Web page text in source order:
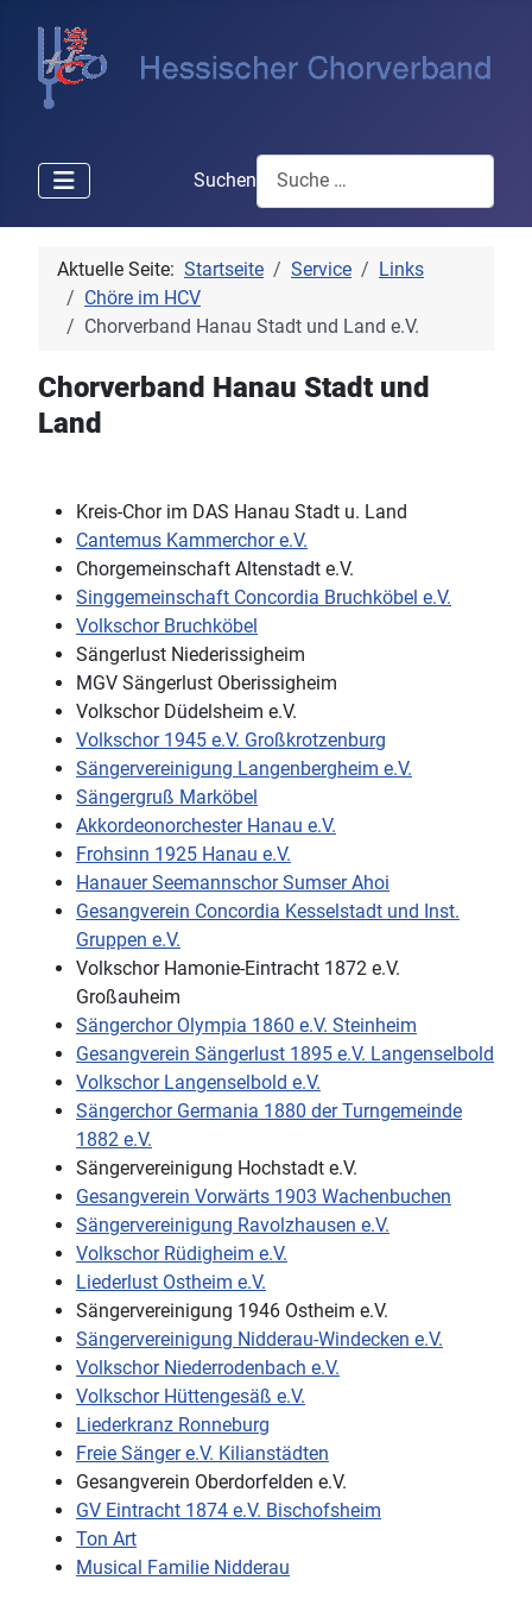
Suchen
Aktuelle Seite: Startseite Service
Links
Chöre im HCV
Chorverband Hanau Stadt und Land e.V.
Chorverband Hanau Stadt und
Land
Kreis-Chor im DAS Hanau Stadt u. Land
Cantemus Kammerchor e.V.
Chorgemeinschaft Altenstadt e.V.
Singgemeinschaft Concordia Bruchköbel e.V.
Volkschor Bruchköbel
Sängerlust Niederissigheim
MGV Sängerlust Oberissigheim
Volkschor Düdelsheim e.V.
Volkschor 1945 e.V. Großkrotzenburg
Sängervereinigung Langenbergheim e.V.
Sängergruß Marköbel
Akkordeonorchester Hanau e.V.
Frohsinn 1925 Hanau e.V.
Hanauer Seemannschor Sumser Ahoi
Gesangverein Concordia Kesselstadt und Inst.
Gruppen e.V.
Volkschor Hamonie-Eintracht 1872 e.V.
Großauheim
Sängerchor Olympia 1860 e.V. Steinheim
Gesangverein Sängerlust 1895 e.V. Langenselbold
Volkschor Langenselbold e.V.
Sängerchor Germania 1880 der Turngemeinde
1882 e.V.
Sängervereinigung Hochstadt e.V.
Gesangverein Vorwärts 1903 Wachenbuchen
Sängervereinigung Ravolzhausen e.V.
Volkschor Rüdigheim e.V.
Liederlust Ostheim e.V.
Sängervereinigung 1946 Ostheim e.V.
Sängervereinigung Nidderau-Windecken e.V.
Volkschor Niederrodenbach e.V.
Volkschor Hüttengesäß e.V.
Liederkranz Ronneburg
Freie Sänger e.V. Kilianstädten
Gesangverein Oberdorfelden e.V.
GV Eintracht 1874 e.V. Bischofsheim
Ton Art
Musical Familie Nidderau